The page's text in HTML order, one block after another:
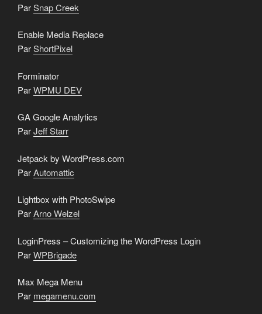
ParSnap Creek
Enable Media Replace
ParShortPixel
Forminator
ParWPMU DEV
GA Google Analytics
ParJeff Starr
Jetpack by WordPress.com
ParAutomattic
Lightbox with PhotoSwipe
ParArno Welzel
LoginPress – Customizing the WordPress Login
ParWPBrigade
Max Mega Menu
Par megamenu.com